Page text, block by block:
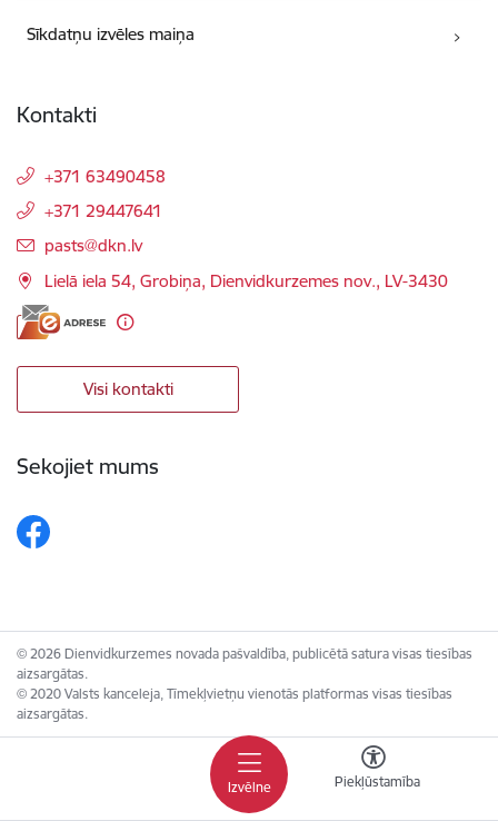
Izvēlne Piekļūstamība
Sīkdatņu izvēles maiņa
Kontakti
+371 63490458
+371 29447641
E-pasts:
pasts@dkn.lv
Lielā iela 54, Grobiņa, Dienvidkurzemes nov., LV-3430
Visi kontakti
Sekojiet mums
© 2026 Dienvidkurzemes novada pašvaldība, publicētā satura visas tiesības
aizsargātas.
© 2020 Valsts kanceleja, Tīmekļvietņu vienotās platformas visas tiesības
aizsargātas.